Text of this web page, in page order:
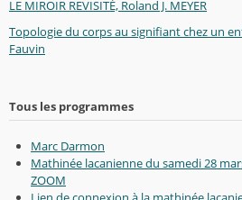
LE MIROIR REVISITÉ, Roland J. MEYER
Topologie du corps au signifiant chez un
Fauvin
Tous les programmes
Marc Darmon
Mathinée lacanienne du samedi 28
ZOOM